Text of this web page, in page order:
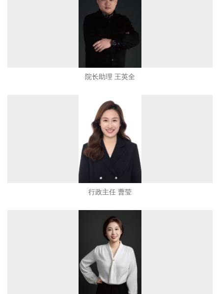
院长助理 王英全
行政主任 曹莹